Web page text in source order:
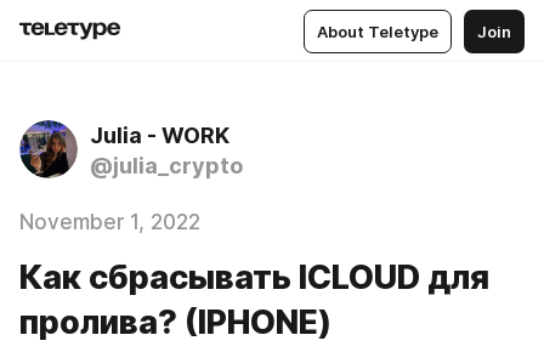
About Teletype Join
Julia - WORK
@julia_crypto
November 1, 2022
Как сбрасывать ICLOUD для
пролива? (IPHONE)